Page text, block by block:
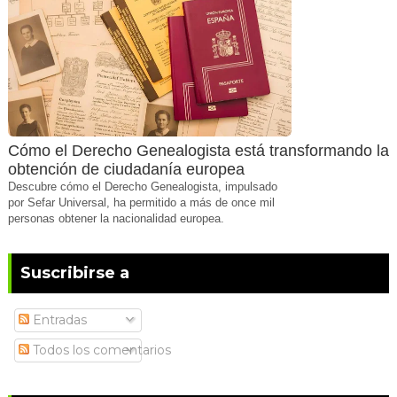
Cómo el Derecho Genealogista está transformando la
obtención de ciudadanía europea
Descubre cómo el Derecho Genealogista, impulsado
por Sefar Universal, ha permitido a más de once mil
personas obtener la nacionalidad europea.
Suscribirse a
Entradas
Todos los comentarios